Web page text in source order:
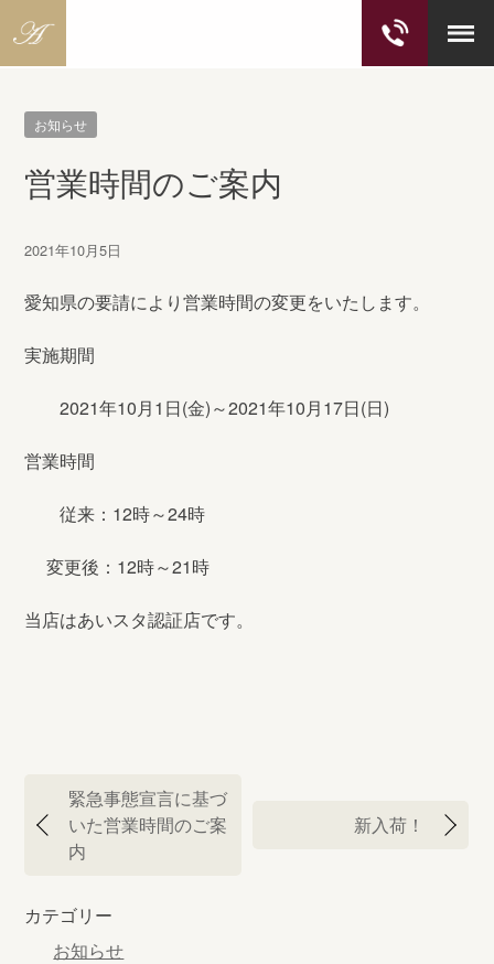
お知らせ
営業時間のご案内
2021年10月5日
愛知県の要請により営業時間の変更をいたします。
実施期間
2021年10月1日(金)～2021年10月17日(日)
営業時間
従来：12時～24時
変更後：12時～21時
当店はあいスタ認証店です。
稿
ナ
ー
緊急事態宣言に基づ
いた営業時間のご案
内
新入荷！
カテゴリー
お知らせ